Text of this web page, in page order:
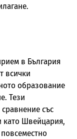
в България
всички
образование
Тези
със
като Швейцария,